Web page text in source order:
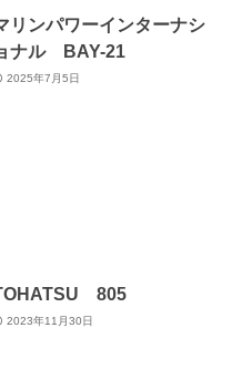
リンパワーインターナシ
ナル BAY-21
2025年7月5日
805
2023年11月30日